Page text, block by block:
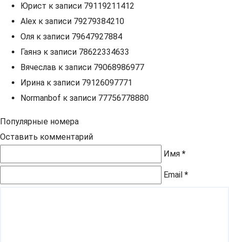
Юрист к записи 79119211412
Alex к записи 79279384210
Оля к записи 79647927884
Гаянэ к записи 78622334633
Вячеслав к записи 79068986977
Ирина к записи 79126097771
Normanbof к записи 77756778880
Популярные номера
Оставить комментарий
Имя *
Email *